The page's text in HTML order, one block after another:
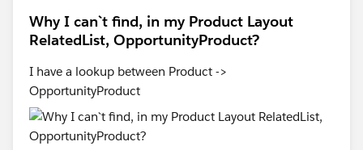
Why I can`t find, in my Product Layout
RelatedList, OpportunityProduct?
I have a lookup between Product ->
OpportunityProduct